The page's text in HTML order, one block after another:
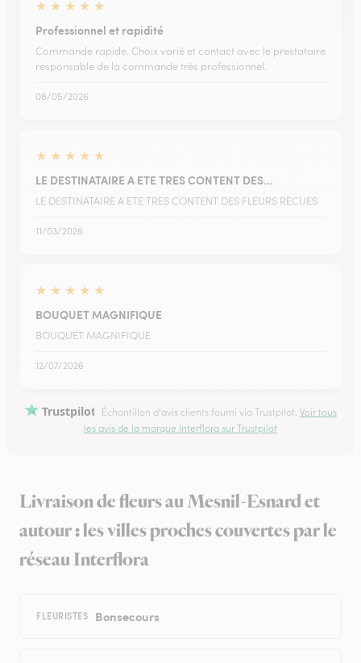
★ ★ ★ ★ ★
Professionnel et rapidité
Commande rapide. Choix varié et contact avec le prestataire
responsable de la commande très professionnel.
08/05/2026
★ ★ ★ ★ ★
LE DESTINATAIRE A ETE TRES CONTENT DES…
LE DESTINATAIRE A ETE TRES CONTENT DES FLEURS RECUES
11/03/2026
★ ★ ★ ★ ★
BOUQUET MAGNIFIQUE
BOUQUET MAGNIFIQUE
12/07/2026
Trustpilot Échantillon d'avis clients fourni via Trustpilot. Voir tous
les avis de la marque Interflora sur Trustpilot
Livraison de fleurs au Mesnil-Esnard et
autour : les villes proches couvertes par le
réseau Interflora
FLEURISTES Bonsecours